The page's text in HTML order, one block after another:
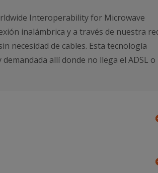
Interoperability for Microwave
inalámbrica y a través de nuestra
necesidad de cables. Esta tecnología
allí donde no llega el ADSL o